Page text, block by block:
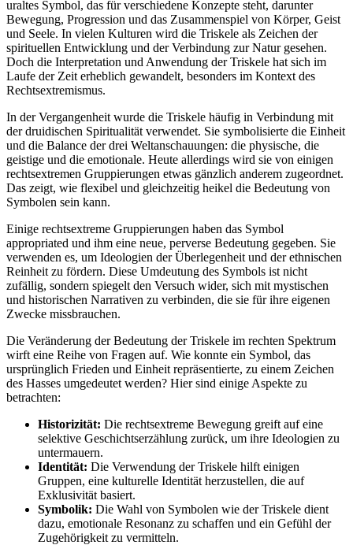
uraltes‌ Symbol, das⁣ für verschiedene ⁣Konzepte ‌steht, darunter
Bewegung, Progression und ⁢das Zusammenspiel von⁤ Körper, Geist
⁢und Seele. In vielen ⁣Kulturen wird die Triskele als Zeichen der
spirituellen Entwicklung und der Verbindung zur Natur ⁣gesehen.
Doch die Interpretation​ und Anwendung⁢ der Triskele ‌hat sich im
Laufe der Zeit erheblich gewandelt, besonders im Kontext des
Rechtsextremismus.
In der Vergangenheit wurde die Triskele häufig in Verbindung mit
der druidischen Spiritualität⁣ verwendet. Sie‌ symbolisierte die Einheit
und‍ die​ Balance der drei Weltanschauungen: die physische, die
geistige und die emotionale. Heute allerdings wird sie von einigen
rechtsextremen Gruppierungen⁣ etwas ​gänzlich anderem zugeordnet.
Das zeigt, wie flexibel ⁤und gleichzeitig heikel die Bedeutung von
Symbolen sein kann.
Einige rechtsextreme‍ Gruppierungen haben ‌das Symbol
appropriated und ihm⁣ eine neue, perverse Bedeutung⁣ gegeben. Sie
verwenden es, um Ideologien der Überlegenheit und ⁢der ethnischen
Reinheit zu ⁤fördern. Diese⁢ Umdeutung des Symbols ist nicht
zufällig, sondern spiegelt ⁤den Versuch wider, ​sich mit mystischen
und⁤ historischen Narrativen zu verbinden, die⁤ sie für ihre eigenen
Zwecke missbrauchen.
Die Veränderung ​der ‍Bedeutung der Triskele im rechten Spektrum
wirft eine Reihe von⁤ Fragen ‌auf. Wie konnte ein Symbol, ⁤das‍
ursprünglich Frieden und Einheit repräsentierte, zu⁣ einem Zeichen
⁤des Hasses umgedeutet werden? Hier sind einige Aspekte zu⁣
betrachten:
Historizität: Die rechtsextreme Bewegung greift auf eine⁤
selektive Geschichtserzählung‍ zurück, um ‌ihre Ideologien‌ zu
untermauern.
Identität: Die ⁤Verwendung der Triskele hilft einigen
⁤Gruppen, ⁢eine kulturelle Identität herzustellen, die auf
Exklusivität basiert.
Symbolik: Die Wahl von Symbolen wie der Triskele‌ dient
dazu, emotionale Resonanz zu schaffen und ein Gefühl der
Zugehörigkeit zu vermitteln.